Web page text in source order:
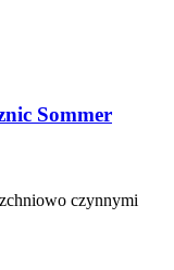
Sommer
czynnymi